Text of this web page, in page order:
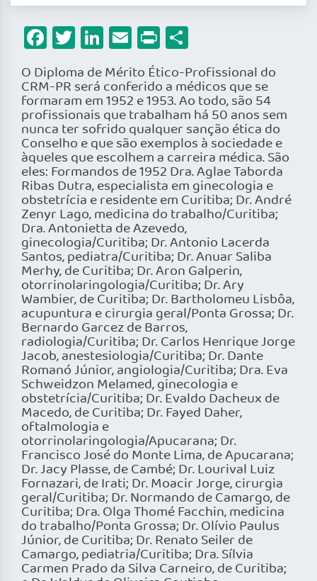
Facebook
Twitter
LinkedIn
Email
Print
O Diploma de Mérito Ético-Profissional do
CRM-PR será conferido a médicos que se
formaram em 1952 e 1953. Ao todo, são 54
profissionais que trabalham há 50 anos sem
nunca ter sofrido qualquer sanção ética do
Conselho e que são exemplos à sociedade e
àqueles que escolhem a carreira médica. São
eles: Formandos de 1952 Dra. Aglae Taborda
Ribas Dutra, especialista em ginecologia e
obstetrícia e residente em Curitiba; Dr. André
Zenyr Lago, medicina do trabalho/Curitiba;
Dra. Antonietta de Azevedo,
ginecologia/Curitiba; Dr. Antonio Lacerda
Santos, pediatra/Curitiba; Dr. Anuar Saliba
Merhy, de Curitiba; Dr. Aron Galperin,
otorrinolaringologia/Curitiba; Dr. Ary
Wambier, de Curitiba; Dr. Bartholomeu Lisbôa,
acupuntura e cirurgia geral/Ponta Grossa; Dr.
Bernardo Garcez de Barros,
radiologia/Curitiba; Dr. Carlos Henrique Jorge
Jacob, anestesiologia/Curitiba; Dr. Dante
Romanó Júnior, angiologia/Curitiba; Dra. Eva
Schweidzon Melamed, ginecologia e
obstetrícia/Curitiba; Dr. Evaldo Dacheux de
Macedo, de Curitiba; Dr. Fayed Daher,
oftalmologia e
otorrinolaringologia/Apucarana; Dr.
Francisco José do Monte Lima, de Apucarana;
Dr. Jacy Plasse, de Cambé; Dr. Lourival Luiz
Fornazari, de Irati; Dr. Moacir Jorge, cirurgia
geral/Curitiba; Dr. Normando de Camargo, de
Curitiba; Dra. Olga Thomé Facchin, medicina
do trabalho/Ponta Grossa; Dr. Olívio Paulus
Júnior, de Curitiba; Dr. Renato Seiler de
Camargo, pediatria/Curitiba; Dra. Sílvia
Carmen Prado da Silva Carneiro, de Curitiba;